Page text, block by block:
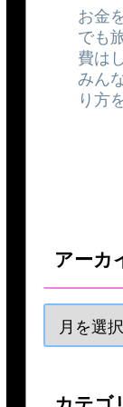
お金
でも
費は
みん
り方
アーカ